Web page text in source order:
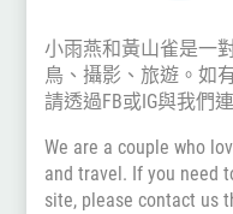
小雨燕和黃山雀是一
鳥、攝影、旅遊。如
請透過FB或 IG與我們
We are a couple who
and travel. If you need
site, please contact us